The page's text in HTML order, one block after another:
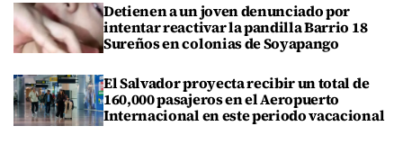
Detienen a un joven denunciado por
intentar reactivar la pandilla Barrio 18
Sureños en colonias de Soyapango
El Salvador proyecta recibir un total de
160,000 pasajeros en el Aeropuerto
Internacional en este periodo vacacional